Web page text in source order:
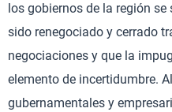
los gobiernos de la región
sido renegociado y cerrado
negociaciones y que la
elemento de incertidumbre.
gubernamentales y